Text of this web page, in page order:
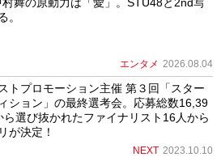
。
エンタメ 2026.08.04
トプロモーション主催 第３回「スター
ション」の最終選考会。応募総数16,39
ら選び抜かれたファイナリスト16人から
が決定！
NEXT 2023.10.10